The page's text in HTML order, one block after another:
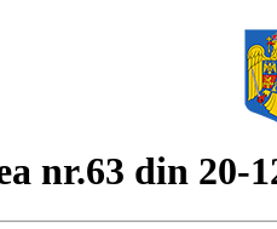
nr.63 din 20-